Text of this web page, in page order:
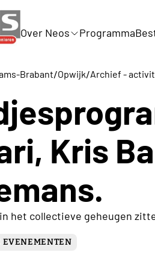
Over Neos Programma
Brabant/Opwijk/Archief -
Kris
het collectieve geheugen
EVENEMENTEN